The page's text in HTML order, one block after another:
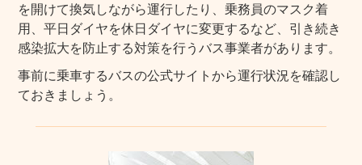
を開けて換気しながら運行したり、乗務員のマスク着
用、平日ダイヤを休日ダイヤに変更するなど、引き続き
感染拡大を防止する対策を行うバス事業者があります。
事前に乗車するバスの公式サイトから運行状況を確認し
ておきましょう。